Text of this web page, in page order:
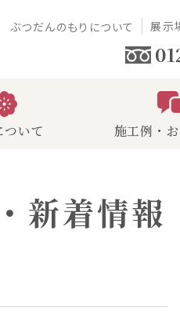
ぶつだんのもりについて 展示
ついて 施工例・
新着情報